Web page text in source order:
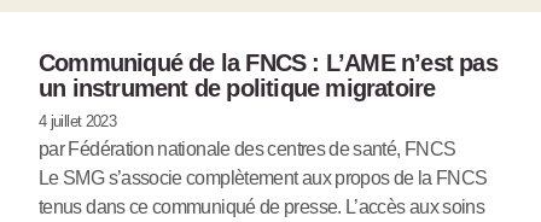
Communiqué de la FNCS : L’AME n’est pas
un instrument de politique migratoire
4 juillet 2023
par Fédération nationale des centres de santé, FNCS
Le SMG s’associe complètement aux propos de la FNCS
tenus dans ce communiqué de presse. L’accès aux soins